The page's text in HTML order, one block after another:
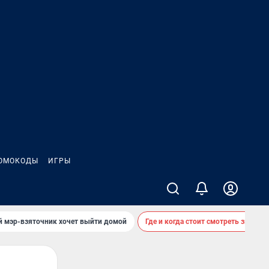
ИГРЫ
мэр-взяточник хочет выйти домой Где и когда стоит смотреть